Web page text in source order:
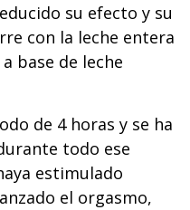
su efecto y su
con la leche entera
base de leche
de 4 horas y se ha
todo ese
estimulado
el orgasmo,